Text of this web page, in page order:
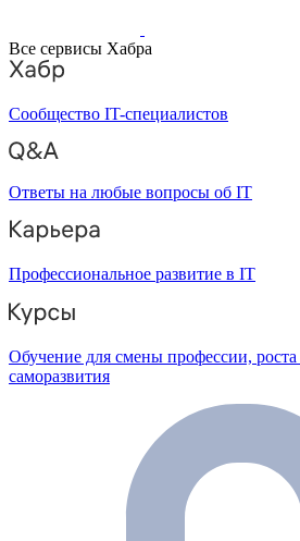
Все сервисы Хабра
Сообщество IT-специалистов
Ответы на любые вопросы об IT
Профессиональное развитие в IT
Обучение для смены профессии, роста
саморазвития